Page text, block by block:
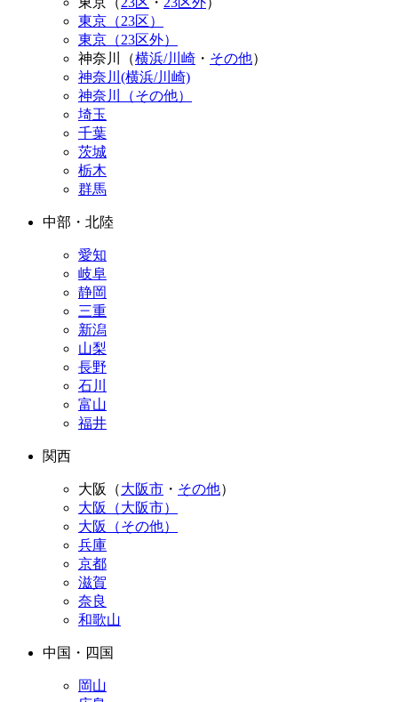
東京（23区）
東京（23区外）
神奈川（横浜/川崎 ・ その他）
神奈川(横浜/川崎)
神奈川（その他）
埼玉
千葉
茨城
栃木
群馬
中部・北陸
愛知
岐阜
静岡
三重
新潟
山梨
長野
石川
富山
福井
関西
大阪（大阪市 ・ その他）
大阪（大阪市）
大阪（その他）
兵庫
京都
滋賀
奈良
和歌山
中国・四国
岡山